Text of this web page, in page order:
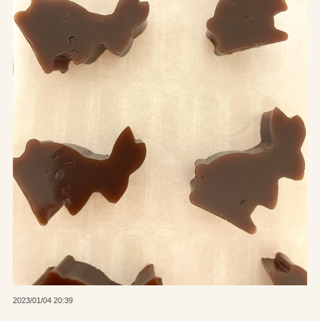
2023/01/04 20:39